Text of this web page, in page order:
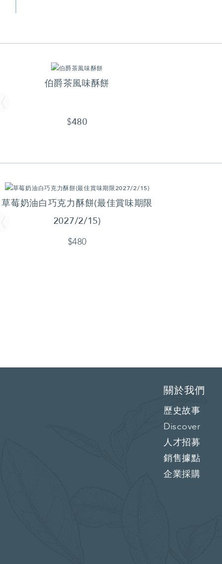
伯爵茶風味酥餅
$480
草莓奶油白巧克力酥餅(最佳賞味期限
2027/2/15)
$480
關於我們
歷史故事
Discover
人才招募
銷售據點
企業採購